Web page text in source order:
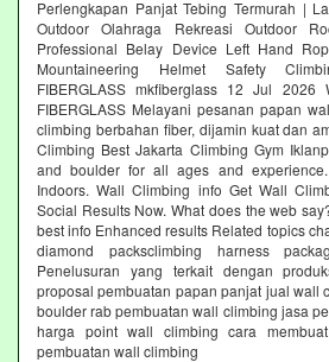
Perlengkapan Panjat Tebing Termurah |
Outdoor Olahraga Rekreasi Outdoor
Professional Belay Device Left Hand
Mountaineering Helmet Safety
FIBERGLASS mkfiberglass 12 Jul 2026
FIBERGLASS Melayani pesanan papan
climbing berbahan fiber, dijamin kuat dan
Climbing Best Jakarta Climbing Gym‎
and boulder for all ages and
Indoors. Wall Climbing‎ info Get Wall
Social Results Now. What does the web
best info Enhanced results Related topics
diamond packsclimbing harness
Penelusuran yang terkait dengan
proposal pembuatan papan panjat jual wall
boulder rab pembuatan wall climbing jasa
harga point wall climbing cara
pembuatan wall climbing